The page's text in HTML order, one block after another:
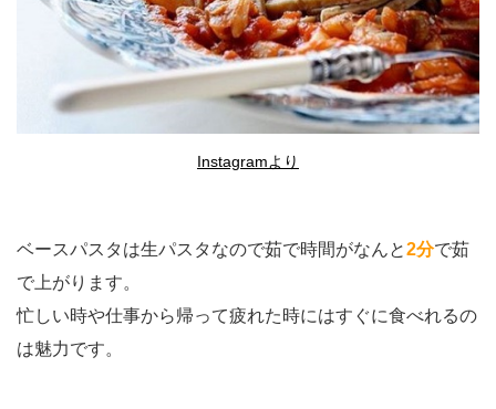
Instagramより
ベースパスタは生パスタなので茹で時間がなんと2分で茹
で上がります。
忙しい時や仕事から帰って疲れた時にはすぐに食べれるの
は魅力です。